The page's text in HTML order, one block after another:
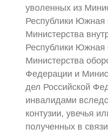
уволенных из
Республики Южная
Министерства
Республики Южная
Министерства
Федерации и
дел Российской
инвалидами
контузии, увечья
полученных в